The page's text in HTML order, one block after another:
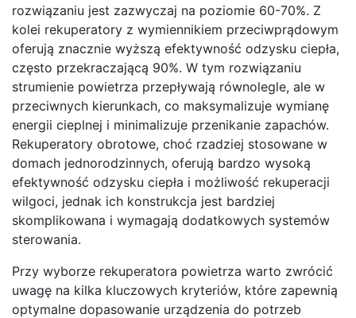
rozwiązaniu jest zazwyczaj na poziomie 60-70%. Z
kolei rekuperatory z wymiennikiem przeciwprądowym
oferują znacznie wyższą efektywność odzysku ciepła,
często przekraczającą 90%. W tym rozwiązaniu
strumienie powietrza przepływają równolegle, ale w
przeciwnych kierunkach, co maksymalizuje wymianę
energii cieplnej i minimalizuje przenikanie zapachów.
Rekuperatory obrotowe, choć rzadziej stosowane w
domach jednorodzinnych, oferują bardzo wysoką
efektywność odzysku ciepła i możliwość rekuperacji
wilgoci, jednak ich konstrukcja jest bardziej
skomplikowana i wymagają dodatkowych systemów
sterowania.
Przy wyborze rekuperatora powietrza warto zwrócić
uwagę na kilka kluczowych kryteriów, które zapewnią
optymalne dopasowanie urządzenia do potrzeb